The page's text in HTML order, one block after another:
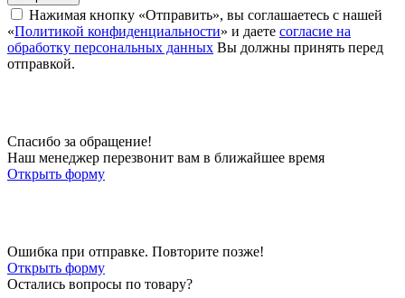
Нажимая кнопку «Отправить», вы соглашаетесь с нашей
«Политикой конфиденциальности» и даете согласие на
обработку персональных данных Вы должны принять перед
отправкой.
Спасибо за обращение!
Наш менеджер перезвонит вам в ближайшее время
Открыть форму
Ошибка при отправке. Повторите позже!
Открыть форму
Остались вопросы по товару?